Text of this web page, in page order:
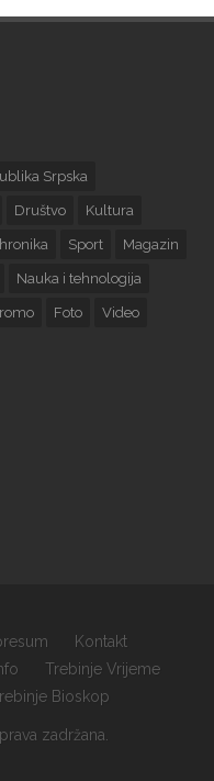
Srpska
Društvo Kultura
Sport Magazin
Nauka i tehnologija
Foto Video
Kontakt
Trebinje Vrijeme
Bioskop
zadržana.